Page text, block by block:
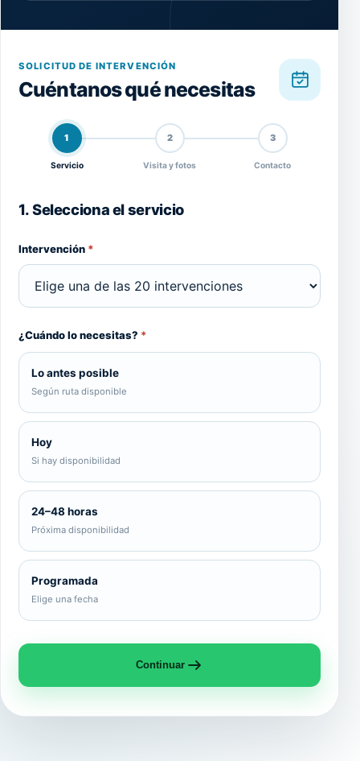
SOLICITUD DE INTERVENCIÓN
Cuéntanos qué necesitas
1
Servicio
2
Visita y fotos
3
Contacto
1. Selecciona el servicio
Intervención *
¿Cuándo lo necesitas? *
Lo antes posible
Según ruta disponible
Hoy
Si hay disponibilidad
24–48 horas
Próxima disponibilidad
Programada
Elige una fecha
Continuar